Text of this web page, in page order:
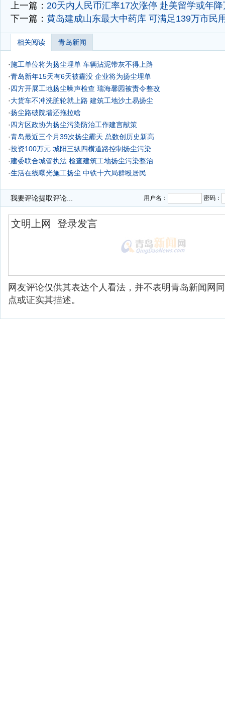
上一篇： 20天内人民币汇率17次涨停 赴美留学或年
下一篇： 黄岛建成山东最大中药库 可满足139万市民
相关阅读 青岛新闻
·施工单位将为扬尘埋单 车辆沾泥带灰不得上路
·青岛新年15天有6天被霾没 企业将为扬尘埋单
·四方开展工地扬尘噪声检查 瑞海馨园被责令整改
·大货车不冲洗脏轮就上路 建筑工地沙土易扬尘
·扬尘路破院墙还拖拉啥
·四方区政协为扬尘污染防治工作建言献策
·青岛最近三个月39次扬尘霾天 总数创历史新高
·投资100万元 城阳三纵四横道路控制扬尘污染
·建委联合城管执法 检查建筑工地扬尘污染整治
·生活在线曝光施工扬尘 中铁十六局群殴居民
我要评论提取评论... 用户名： 密码：
网友评论仅供其表达个人看法，并不表明青岛新闻网
点或证实其描述。